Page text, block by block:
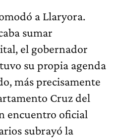
a Llaryora.
sumar
el gobernador
su propia agenda
más precisamente
Cruz del
encuentro oficial
subrayó la